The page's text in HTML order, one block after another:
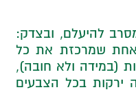
להיעלם, ובצדק:
אחת שמרכזת את כל
(במידה ולא חובה),
ירקות בכל הצבעים